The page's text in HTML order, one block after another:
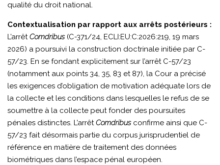
qualité du droit national.
Contextualisation par rapport aux arrêts postérieurs :
L’arrêtComdribus (C-371/24, ECLI:EU:C:2026:219, 19 mars
2026) a poursuivi la construction doctrinale initiée par C-
57/23. En se fondant explicitement sur l’arrêt C-57/23
(notamment aux points 34, 35, 83 et 87), la Cour a précisé
les exigences d’obligation de motivation adéquate lors de
la collecte et les conditions dans lesquelles le refus de se
soumettre à la collecte peut fonder des poursuites
pénales distinctes. L’arrêtComdribus confirme ainsi que C-
57/23 fait désormais partie du corpus jurisprudentiel de
référence en matière de traitement des données
biométriques dans l’espace pénal européen.